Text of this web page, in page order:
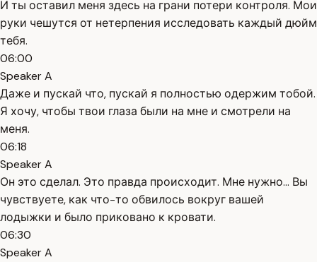
И ты оставил меня здесь на грани потери контроля. Мои
руки чешутся от нетерпения исследовать каждый дюйм
тебя.
06:00
Speaker A
Даже и пускай что, пускай я полностью одержим тобой.
Я хочу, чтобы твои глаза были на мне и смотрели на
меня.
06:18
Speaker A
Он это сделал. Это правда происходит. Мне нужно... Вы
чувствуете, как что-то обвилось вокруг вашей
лодыжки и было приковано к кровати.
06:30
Speaker A